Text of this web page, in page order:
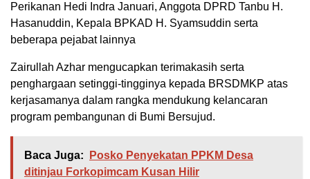
Perikanan Hedi Indra Januari, Anggota DPRD Tanbu H.
Hasanuddin, Kepala BPKAD H. Syamsuddin serta
beberapa pejabat lainnya
Zairullah Azhar mengucapkan terimakasih serta
penghargaan setinggi-tingginya kepada BRSDMKP atas
kerjasamanya dalam rangka mendukung kelancaran
program pembangunan di Bumi Bersujud.
Baca Juga:
Posko Penyekatan PPKM Desa
ditinjau Forkopimcam Kusan Hilir